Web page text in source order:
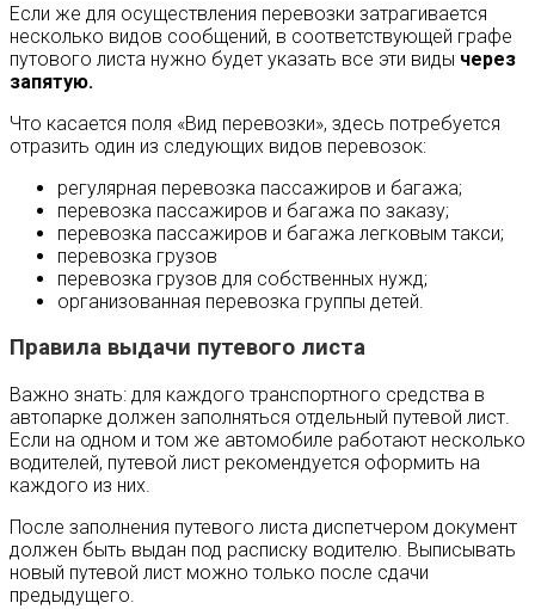
Если же для осуществления перевозки затрагивается
несколько видов сообщений, в соответствующей графе
путового листа нужно будет указать все эти виды через
запятую.
Что касается поля «Вид перевозки», здесь потребуется
отразить один из следующих видов перевозок:
регулярная перевозка пассажиров и багажа;
перевозка пассажиров и багажа по заказу;
перевозка пассажиров и багажа легковым такси;
перевозка грузов
перевозка грузов для собственных нужд;
организованная перевозка группы детей.
Правила выдачи путевого листа
Важно знать: для каждого транспортного средства в
автопарке должен заполняться отдельный путевой лист.
Если на одном и том же автомобиле работают несколько
водителей, путевой лист рекомендуется оформить на
каждого из них.
После заполнения путевого листа диспетчером документ
должен быть выдан под расписку водителю. Выписывать
новый путевой лист можно только после сдачи
предыдущего.